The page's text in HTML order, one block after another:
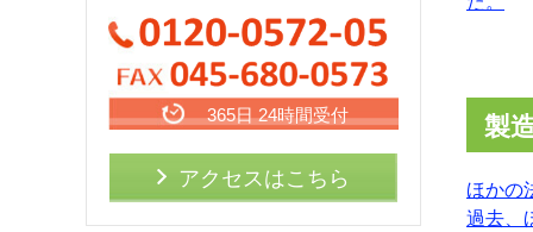
製
ほかの
過去、
365日 24時間受付
アクセスはこちら